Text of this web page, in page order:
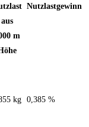
aus
m
Nutzlastgewinn
kg 0,385 %